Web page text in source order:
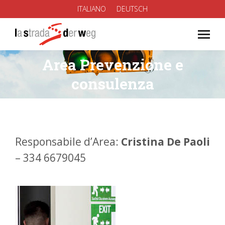
ITALIANO DEUTSCH
Area Prevenzione e
consulenza
You are here:
Responsabile d’Area: Cristina De Paoli
– 334 6679045